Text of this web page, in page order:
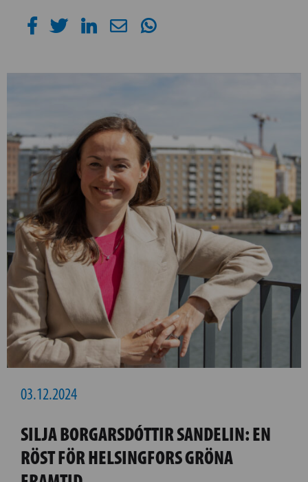
03.12.2024
SILJA BORGARSDÓTTIR SANDELIN: EN
RÖST FÖR HELSINGFORS GRÖNA